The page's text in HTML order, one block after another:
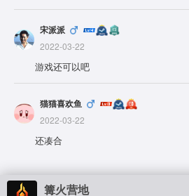
篝火营地
宋派派
2022-03-22
游戏还可以吧
猫猫喜欢鱼
2022-03-22
还凑合